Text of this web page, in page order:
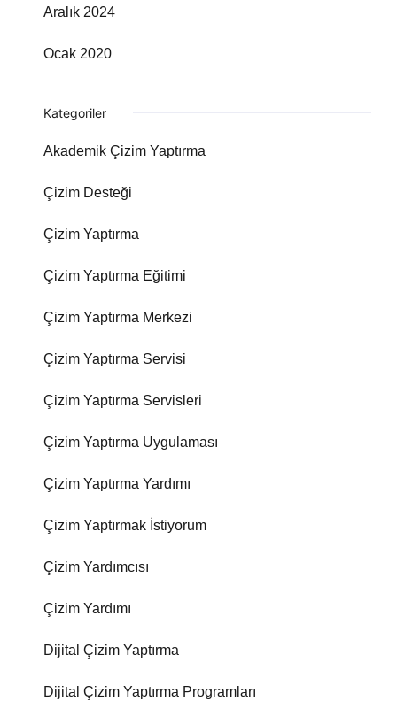
Aralık 2024
Ocak 2020
Kategoriler
Akademik Çizim Yaptırma
Çizim Desteği
Çizim Yaptırma
Çizim Yaptırma Eğitimi
Çizim Yaptırma Merkezi
Çizim Yaptırma Servisi
Çizim Yaptırma Servisleri
Çizim Yaptırma Uygulaması
Çizim Yaptırma Yardımı
Çizim Yaptırmak İstiyorum
Çizim Yardımcısı
Çizim Yardımı
Dijital Çizim Yaptırma
Dijital Çizim Yaptırma Programları